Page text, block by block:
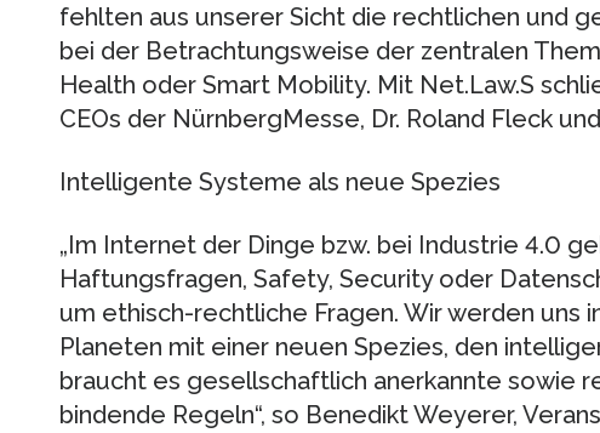
fehlten aus unserer Sicht die rechtlichen und
bei der Betrachtungsweise der zentralen
Health oder Smart Mobility. Mit Net.Law.S
CEOs der NürnbergMesse, Dr. Roland Fleck
Intelligente Systeme als neue Spezies
„Im Internet der Dinge bzw. bei Industrie 4.0
Haftungsfragen, Safety, Security oder
um ethisch-rechtliche Fragen. Wir werden uns
Planeten mit einer neuen Spezies, den
braucht es gesellschaftlich anerkannte sowie
bindende Regeln“, so Benedikt Weyerer,